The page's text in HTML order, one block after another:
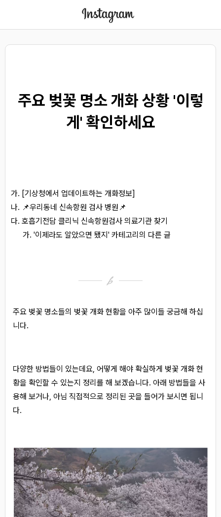
주요 벚꽃 명소 개화 상황 '이렇
게' 확인하세요
[기상청에서 업데이트하는 개화정보]
📌우리동네 신속항원 검사 병원📌
호흡기전담 클리닉 신속항원검사 의료기관 찾기
'이제라도 알았으면 됐지' 카테고리의 다른 글
주요 벚꽃 명소들의 벚꽃 개화 현황을 아주 많이들 궁금해 하십
니다.
다양한 방법들이 있는데요, 어떻게 해야 확실하게 벚꽃 개화 현
황을 확인할 수 있는지 정리를 해 보겠습니다. 아래 방법들을 사
용해 보거나, 아님 직접적으로 정리된 곳을 들어가 보시면 됩니
다.